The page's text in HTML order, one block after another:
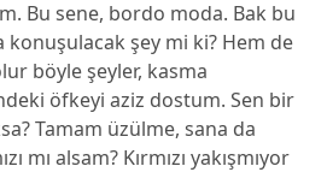
Bu sene, bordo moda. Bak bu
konuşulacak şey mi ki? Hem de
böyle şeyler, kasma
öfkeyi aziz dostum. Sen bir
Tamam üzülme, sana da
mı alsam? Kırmızı yakışmıyor